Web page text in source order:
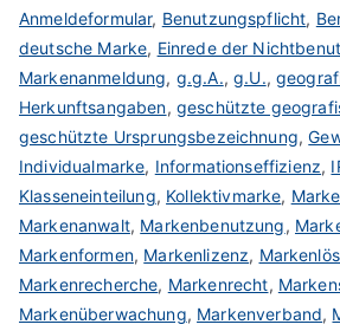
Anmeldeformular, Benutzungspflicht,
deutsche Marke, Einrede der
Markenanmeldung, g.g.A.,g.U.,
Herkunftsangaben, geschützte
geschützte Ursprungsbezeichnung,
Individualmarke, Informationseffizienz,
Klasseneinteilung, Kollektivmarke,
Markenanwalt, Markenbenutzung,
Markenformen, Markenlizenz,
Markenrecherche, Markenrecht,
Markenüberwachung, Markenverband,